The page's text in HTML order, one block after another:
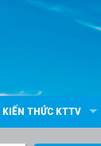
KIẾN THỨC KTTV